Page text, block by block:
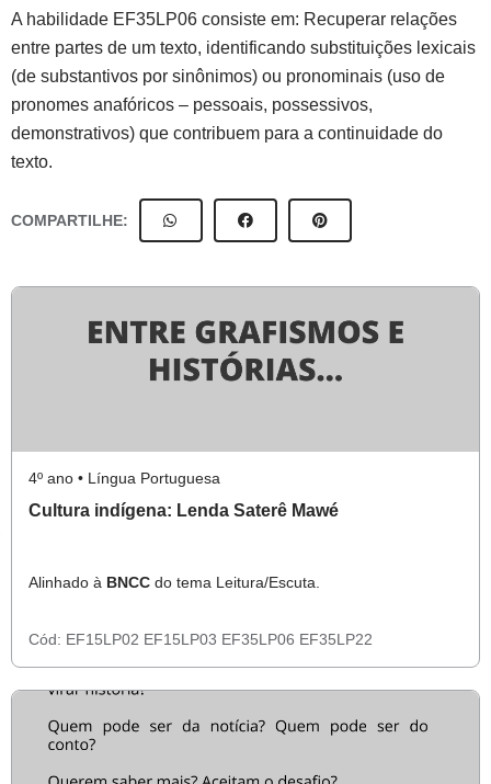
A habilidade EF35LP06 consiste em: Recuperar relações
entre partes de um texto, identificando substituições lexicais
(de substantivos por sinônimos) ou pronominais (uso de
pronomes anafóricos – pessoais, possessivos,
demonstrativos) que contribuem para a continuidade do
texto.
COMPARTILHE:
4º ano • Língua Portuguesa
Cultura indígena: Lenda Saterê Mawé
Alinhado à BNCC do tema Leitura/Escuta.
Cód: EF15LP02 EF15LP03 EF35LP06 EF35LP22